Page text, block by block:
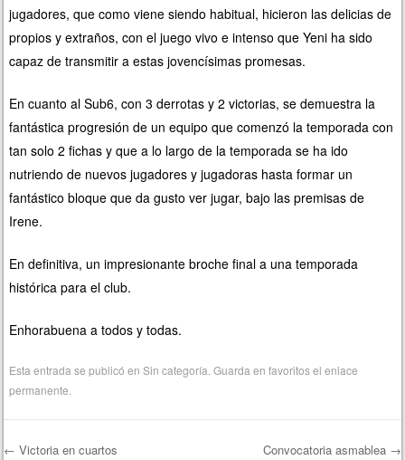
jugadores, que como viene siendo habitual, hicieron las delicias de
propios y extraños, con el juego vivo e intenso que Yeni ha sido
capaz de transmitir a estas jovencísimas promesas.
En cuanto al Sub6, con 3 derrotas y 2 victorias, se demuestra la
fantástica progresión de un equipo que comenzó la temporada con
tan solo 2 fichas y que a lo largo de la temporada se ha ido
nutriendo de nuevos jugadores y jugadoras hasta formar un
fantástico bloque que da gusto ver jugar, bajo las premisas de
Irene.
En definitiva, un impresionante broche final a una temporada
histórica para el club.
Enhorabuena a todos y todas.
Esta entrada se publicó enSin categoría . Guarda en favoritos elenlace
permanente
← Victoria en cuartos Convocatoria asmablea →